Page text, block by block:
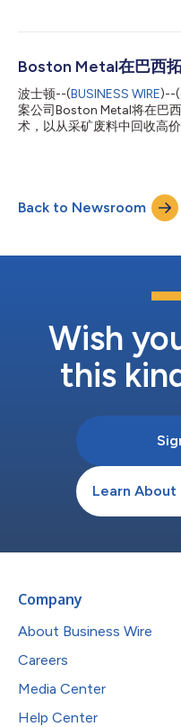
轮融资。 安赛乐米塔尔通过
Metal的投资，是在投资一支
力。在我们与他们的广泛讨
情和愿景给我们留下了深刻
组合中令人欣喜和振奋的新
Boston Metal在巴西
波士顿--(BUSINESS WIRE)--(
案公司Boston Metal将在巴
术，以从采矿废料中回收高
料的复杂、低浓度材料中选
公司利用这种金属天然副产
矿渣方面的财务和环境责任
了一份谅解备忘录(MOU)，
的、有利可图的解决方案。
在Boston Metal do Brasil进
Back to Newsroom
Wish
this
Learn About
Company
About Business Wire
Careers
Media Center
Help Center